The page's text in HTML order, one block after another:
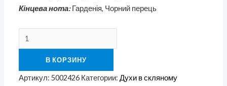
Кінцева нота:Гарденія, Чорний перець
В КОРЗИНУ
Артикул:5002426 Категории:Духи в скляному